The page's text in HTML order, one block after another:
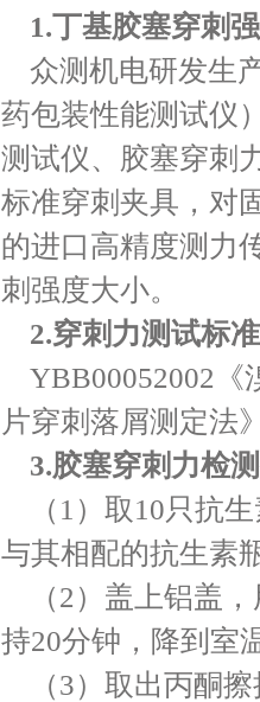
1.丁基胶塞穿刺
众测机电研发生
药包装性能测试仪
测试仪、胶塞穿刺
标准穿刺夹具，对
的进口高精度测力
刺强度大小。
2.穿刺力测试标准
YBB00052002《
片穿刺落屑测定法
3.胶塞穿刺力检
（1）取10只抗
与其相配的抗生素
（2）盖上铝盖
持20分钟，降到室
（3）取出丙酮